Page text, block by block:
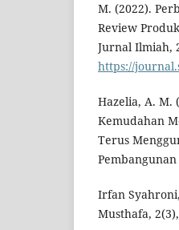
M. (2022).
Review
Jurnal Ilmiah,
https://
Hazelia, A. M.
Kemudahan
Terus
Pembangunan
Irfan
Musthafa,